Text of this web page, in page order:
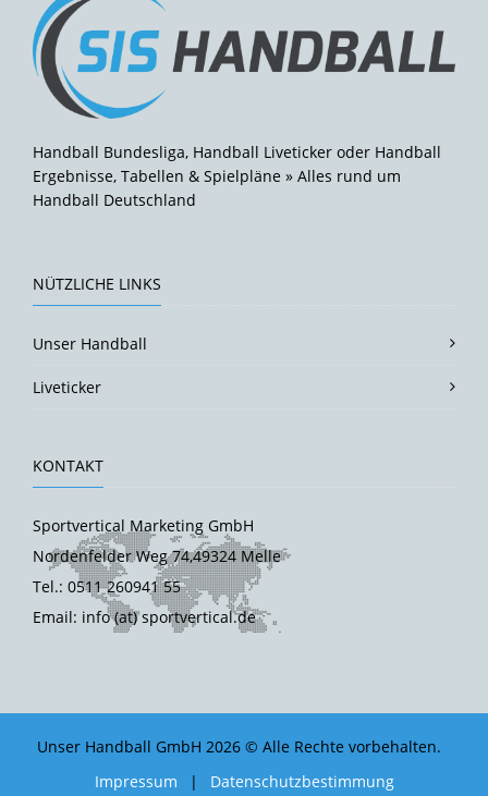
Handball Bundesliga, Handball Liveticker oder Handball
Ergebnisse, Tabellen & Spielpläne » Alles rund um
Handball Deutschland
NÜTZLICHE LINKS
Unser Handball
Liveticker
KONTAKT
Sportvertical Marketing GmbH
Nordenfelder Weg 74,49324 Melle
Tel.: 0511 260941 55
Email: info (at) sportvertical.de
Unser Handball GmbH 2026 © Alle Rechte vorbehalten.
Impressum
| Datenschutzbestimmung